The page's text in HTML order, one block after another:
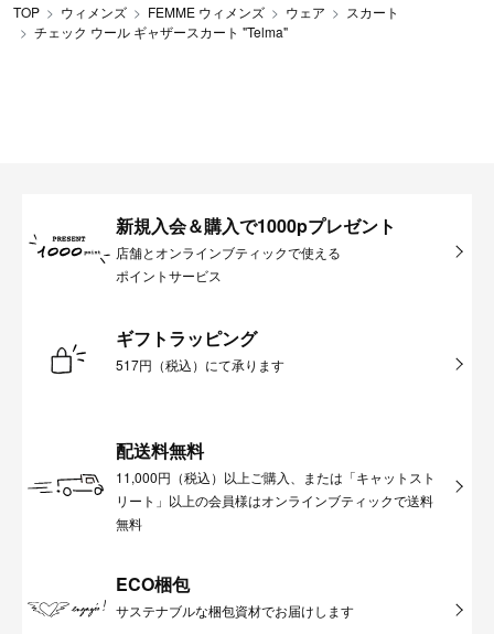
TOP ウィメンズ FEMME ウィメンズ ウェア
スカート
チェック ウール ギャザースカート "Telma"
新規入会＆購入で1000pプレゼント
店舗とオンラインブティックで使える
ポイントサービス
ギフトラッピング
517円（税込）にて承ります
配送料無料
11,000円（税込）以上ご購入、または「キャットスト
リート」以上の会員様はオンラインブティックで送料
無料
ECO梱包
サステナブルな梱包資材でお届けします